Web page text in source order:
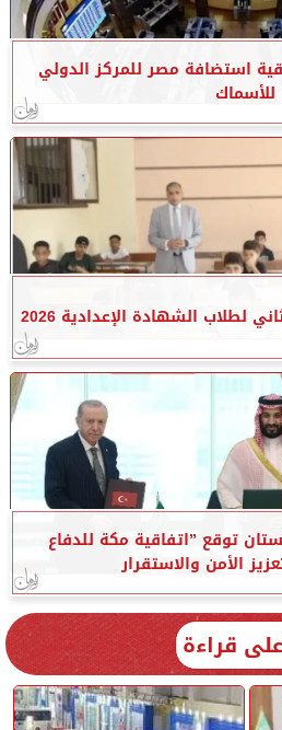
استضافة مصر للمركز الدولي
للأسماك
لطلاب الشهادة الإعدادية 2026
توقع ”اتفاقية مكة للدفاع
الأمن والاستقرار
قراءة